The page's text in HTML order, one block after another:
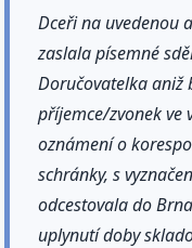
Dceři na uvedenou
zaslala písemné
Doručovatelka
příjemce/zvonek ve
oznámení o
schránky, s
odcestovala do
uplynutí doby